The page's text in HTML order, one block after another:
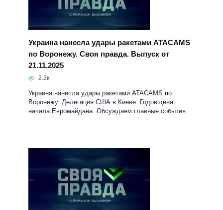
Украина нанесла удары ракетами ATACAMS
по Воронежу. Своя правда. Выпуск от
21.11.2025
2.2к.
Украина нанесла удары ракетами ATACAMS по
Воронежу. Делегация США в Киеве. Годовщина
начала Евромайдана. Обсуждаем главные события